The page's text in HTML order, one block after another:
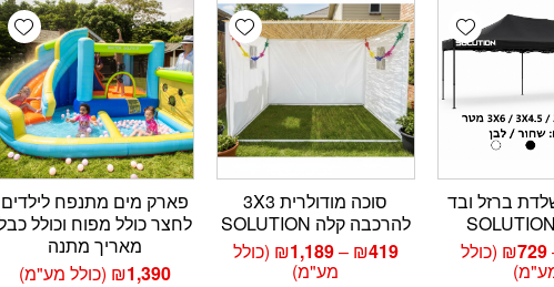
Add wishlist
ברזל ובד
₪729 טווח
מחירים:
(כולל
Add wishlist
סוכה מודולרית 3X3
להרכבה קלה SOLUTION
₪419
–
₪1,189 טווח
מחירים:
(כולל
מע"מ)
פארק מים מתנפח לילדים
לחצר כולל מפוח וכולל
מאריך מתנה
₪1,390 (כולל מע"מ)